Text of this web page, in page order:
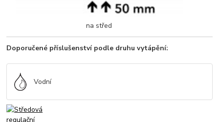
na střed
Doporučené příslušenství podle druhu vytápění:
Vodní